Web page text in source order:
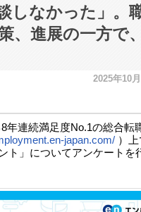
しなかった」。
、進展の一方で
2025年10
年連続満足度No.1の総合転
japan.com/）上
ト」についてアンケートを